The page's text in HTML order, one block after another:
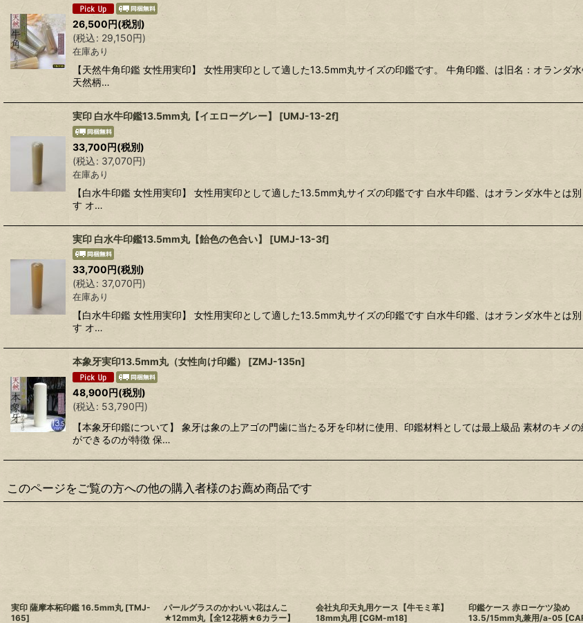
26,500円(税別)
(税込: 29,150円)
在庫あり
【天然牛角印鑑 女性用実印】 女性用実印として適した13.5mm丸サイズの印鑑です。 牛角印鑑、は旧名：オラン
天然柄…
実印 白水牛印鑑13.5mm丸【イエローグレー】 [UMJ-13-2f]
33,700円(税別)
(税込: 37,070円)
在庫あり
【白水牛印鑑 女性用実印】 女性用実印として適した13.5mm丸サイズの印鑑です 白水牛印鑑、はオランダ水牛とは
す オ…
実印 白水牛印鑑13.5mm丸【飴色の色合い】 [UMJ-13-3f]
33,700円(税別)
(税込: 37,070円)
在庫あり
【白水牛印鑑 女性用実印】 女性用実印として適した13.5mm丸サイズの印鑑です 白水牛印鑑、はオランダ水牛とは
す オ…
本象牙実印13.5mm丸（女性向け印鑑） [ZMJ-135n]
48,900円(税別)
(税込: 53,790円)
【本象牙印鑑について】 象牙は象の上アゴの門歯に当たる牙を印材に使用、印鑑材料としては最上級品 素材のキメ
ができるのが特徴 保…
このページをご覧の方への他の購入者様のお薦め商品です
実印 薩摩本柘印鑑 16.5mm丸 [TMJ-
165]
パールグラスのかわいい花はんこ
★12mm丸【全12花柄★6カラー】
会社丸印天丸用ケース【牛モミ革】
18mm丸用 [CGM-m18]
印鑑ケース 赤ローケツ染め
13.5/15mm丸兼用/a-05 [